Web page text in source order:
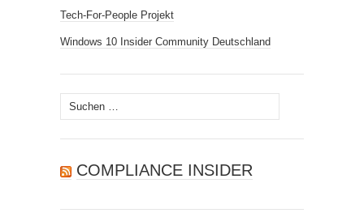
Tech-For-People Projekt
Windows 10 Insider Community Deutschland
Suchen
nach:
COMPLIANCE INSIDER